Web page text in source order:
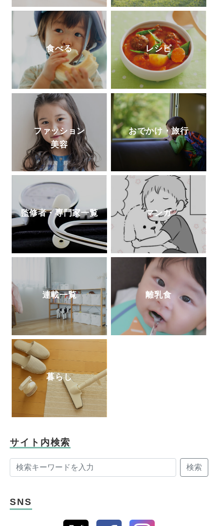
食べる レシピ
ファッション
美容
おでかけ・旅行
監修者・専門家一覧 マンガ
連載一覧 離乳食
暮らし
サイト内検索
検索
SNS